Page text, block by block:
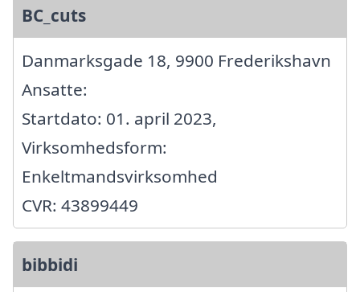
BC_cuts
Danmarksgade 18, 9900 Frederikshavn
Ansatte:
Startdato: 01. april 2023,
Virksomhedsform:
Enkeltmandsvirksomhed
CVR: 43899449
bibbidi